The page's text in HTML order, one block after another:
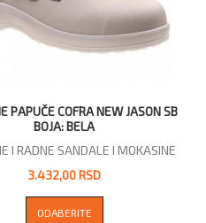
PAPUČE COFRA NEW JASON SB
BOJA: BELA
I RADNE SANDALE I MOKASINE
3.432,00 RSD
ODABERITE